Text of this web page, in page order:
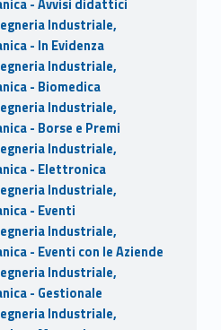
- Avvisi didattici
Industriale,
- In Evidenza
Industriale,
- Biomedica
Industriale,
- Borse e Premi
Industriale,
- Elettronica
Industriale,
- Eventi
Industriale,
- Eventi con le Aziende
Industriale,
- Gestionale
Industriale,